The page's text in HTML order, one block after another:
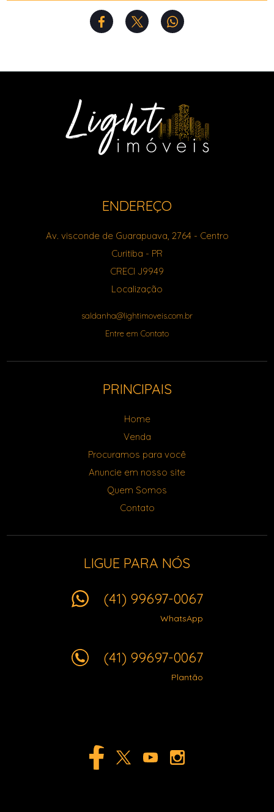
ENDEREÇO
Av. visconde de Guarapuava, 2764- Centro
Curitiba - PR
CRECI J9949
Localização
saldanha@lightimoveis.com.br
Entre em Contato
PRINCIPAIS
Home
Venda
Procuramos para você
Anuncie em nosso site
Quem Somos
Contato
LIGUE PARA NÓS
(41) 99697-0067
WhatsApp
(41) 99697-0067
Plantão